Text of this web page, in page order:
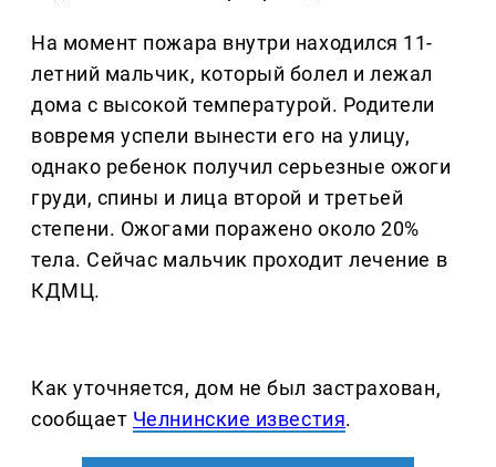
На момент пожара внутри находился 11-
летний мальчик, который болел и лежал
дома с высокой температурой. Родители
вовремя успели вынести его на улицу,
однако ребенок получил серьезные ожоги
груди, спины и лица второй и третьей
степени. Ожогами поражено около 20%
тела. Сейчас мальчик проходит лечение в
КДМЦ.
Как уточняется, дом не был застрахован,
сообщает Челнинские известия.